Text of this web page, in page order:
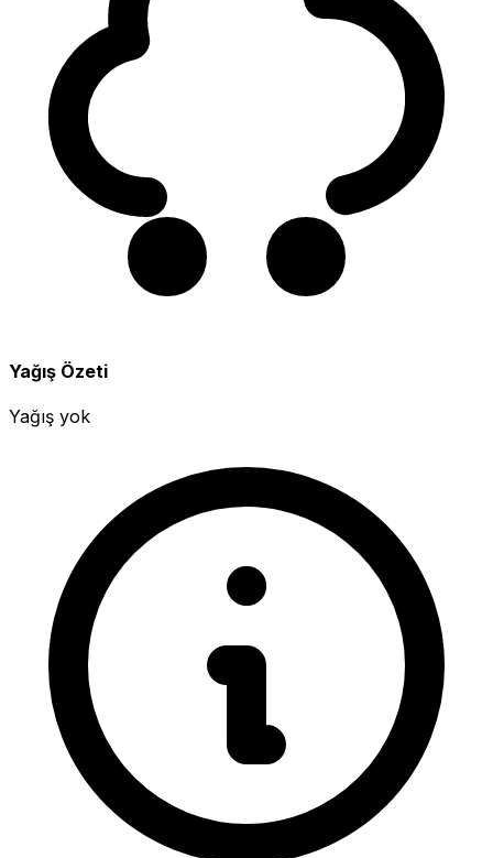
Yağış Özeti
Yağış yok